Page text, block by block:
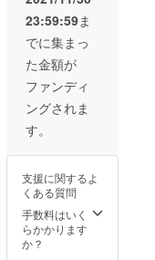
*デザイ
ンは多
少変更
になる
場合が
ありま
す。
ス
ティー5
杯分に
ついて
・名
称：紅
茶 ・原
リラン
カ ・内
容量：
12g（一
杯分）×
５つ ・
又はオ
ンライ
ンにて
打合せ
させて
いただ
きま
す。
間は
1月から
半年間
です。
※支援
時、必
23:59:59ま
でに集まっ
た金額が
ファンディ
ングされま
す。
支援に関するよ
くある質問
手数料はいく
らかかります
か？